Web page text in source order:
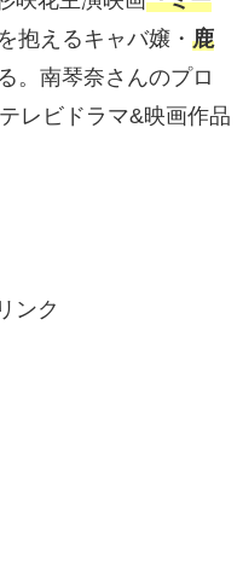
抱えるキャバ嬢・ 鹿
。南琴奈さんのプロ
レビドラマ&映画作品
ンク